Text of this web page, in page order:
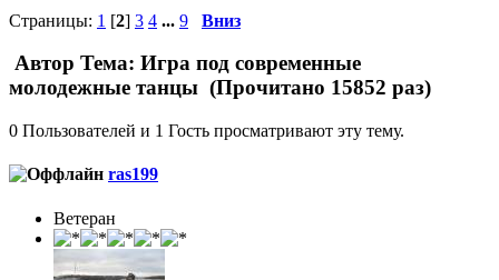
Страницы: 1 [2] 3 4 ... 9 Вниз
Автор Тема: Игра под современные
молодежные танцы (Прочитано 15852 раз)
0 Пользователей и 1 Гость просматривают эту тему.
ras199
Ветеран